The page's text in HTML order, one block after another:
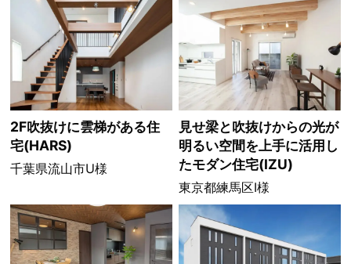
2F吹抜けに雲梯がある住
宅(HARS)
千葉県流山市U様
見せ梁と吹抜けからの光が
明るい空間を上手に活用し
たモダン住宅(IZU)
東京都練馬区I様